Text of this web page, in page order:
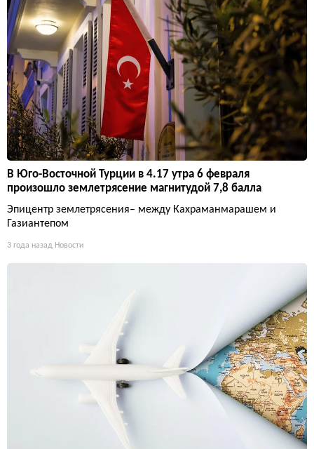
В Юго-Восточной Турции в 4.17 утра 6 февраля
произошло землетрясение магнитудой 7,8 балла
Эпицентр землетрясения– между Кахраманмарашем и
Газиантепом
3 года назад Новости